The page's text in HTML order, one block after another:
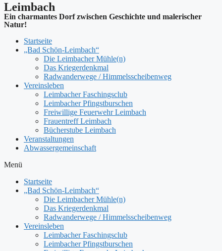
Leimbach
Ein charmantes Dorf zwischen Geschichte und malerischer
Natur!
Startseite
„Bad Schön-Leimbach“
Die Leimbacher Mühle(n)
Das Kriegerdenkmal
Radwanderwege / Himmelsscheibenweg
Vereinsleben
Leimbacher Faschingsclub
Leimbacher Pfingstburschen
Freiwillige Feuerwehr Leimbach
Frauentreff Leimbach
Bücherstube Leimbach
Veranstaltungen
Abwassergemeinschaft
Menü
Startseite
„Bad Schön-Leimbach“
Die Leimbacher Mühle(n)
Das Kriegerdenkmal
Radwanderwege / Himmelsscheibenweg
Vereinsleben
Leimbacher Faschingsclub
Leimbacher Pfingstburschen